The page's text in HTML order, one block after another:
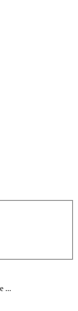
...